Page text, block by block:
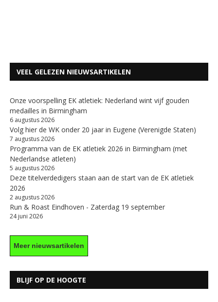
VEEL GELEZEN NIEUWSARTIKELEN
Onze voorspelling EK atletiek: Nederland wint vijf gouden
medailles in Birmingham
6 augustus 2026
Volg hier de WK onder 20 jaar in Eugene (Verenigde Staten)
7 augustus 2026
Programma van de EK atletiek 2026 in Birmingham (met
Nederlandse atleten)
5 augustus 2026
Deze titelverdedigers staan aan de start van de EK atletiek
2026
2 augustus 2026
Run & Roast Eindhoven - Zaterdag 19 september
24 juni 2026
Meer nieuwsartikelen
BLIJF OP DE HOOGTE